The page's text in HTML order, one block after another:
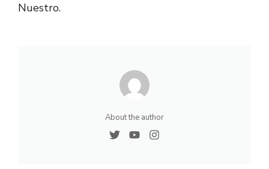
Nuestro.
About the author